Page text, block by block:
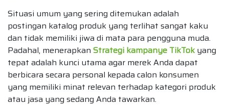
Situasi umum yang sering ditemukan adalah
postingan katalog produk yang terlihat sangat kaku
dan tidak memiliki jiwa di mata para pengguna muda.
Padahal, menerapkan Strategi kampanye TikTokyang
tepat adalah kunci utama agar merek Anda dapat
berbicara secara personal kepada calon konsumen
yang memiliki minat relevan terhadap kategori produk
atau jasa yang sedang Anda tawarkan.